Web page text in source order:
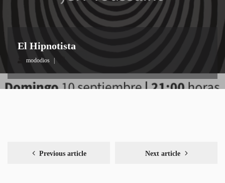
El Hipnotista
mododios
Previous article Next article